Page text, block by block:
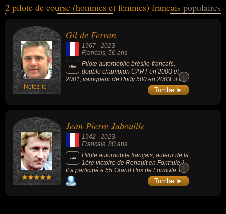
variés dans les domaines du sport, du sport automobile, du sport
avoir été sportif ou pilote de formule 1. En ce qui concerne leurs
nationalités au moment de leurs morts, ils peuvent avoir été
brésilien par exemple.
2 pilote de course (hommes et femmes) francais populaires
Notez-le !
Gil de Ferran
1967 - 2023
Francais, 56 ans
Pilote automobile brésilo-français,
double champion CART en 2000 et
2001, vainqueur de l'Indy 500 en 2003, il fut
le directeur sportif de l'écurie Honda en
Formule 1 de mai 2005 à juillet 2007. Il est le
+
+
Tombe ►
Jean-Pierre Jabouille
1942 - 2023
Francais , 80 ans
Pilote automobile français, auteur de la
1ère victoire de Renault en Formule 1,
il a participé à 55 Grand Prix de Formule 1
de 1974 à 1981 au cours desquels il a
enregistré 2 victoires et 2 podiums pour 21
+
+
Tombe ►